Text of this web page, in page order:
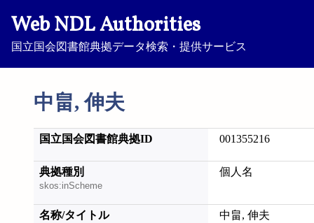
Web NDL Authorities
国立国会図書館典拠データ検索・提供サービス
中畠, 伸夫
国立国会図書館典拠ID 001355216
典拠種別
skos:inScheme
個人名
名称/タイトル 中畠, 伸夫